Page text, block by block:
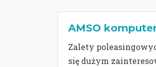
AMSO
Zalety
się dużym